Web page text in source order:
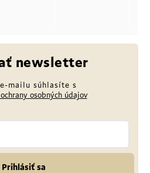
newsletter
mailu súhlasíte s
osobných údajov
Prihlásiť sa